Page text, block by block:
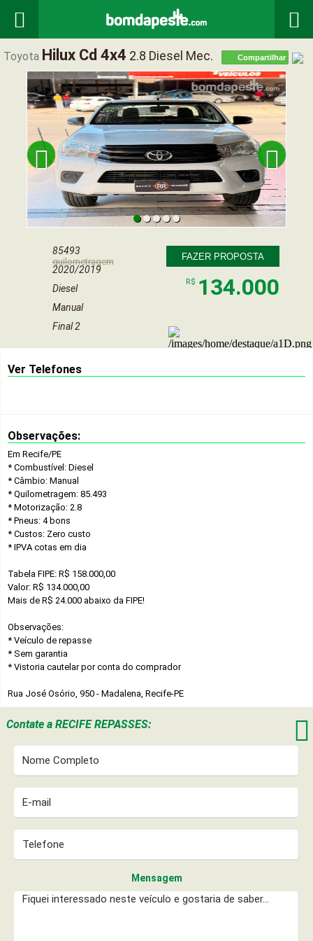
 
Toyota Hilux Cd 4x4 2.8 Diesel Mec. Compartilhar
 
85493
quilometragem
2020/2019
Diesel
Manual
Final 2
FAZER PROPOSTA
R$ 134.000
Ver Telefones
Observações:
Em Recife/PE
* Combustível: Diesel
* Câmbio: Manual
* Quilometragem: 85.493
* Motorização: 2.8
* Pneus: 4 bons
* Custos: Zero custo
* IPVA cotas em dia
Tabela FIPE: R$ 158.000,00
Valor: R$ 134.000,00
Mais de R$ 24.000 abaixo da FIPE!
Observações:
* Veículo de repasse
* Sem garantia
* Vistoria cautelar por conta do comprador
Rua José Osório, 950 - Madalena, Recife-PE
Contate a RECIFE REPASSES: 
Mensagem